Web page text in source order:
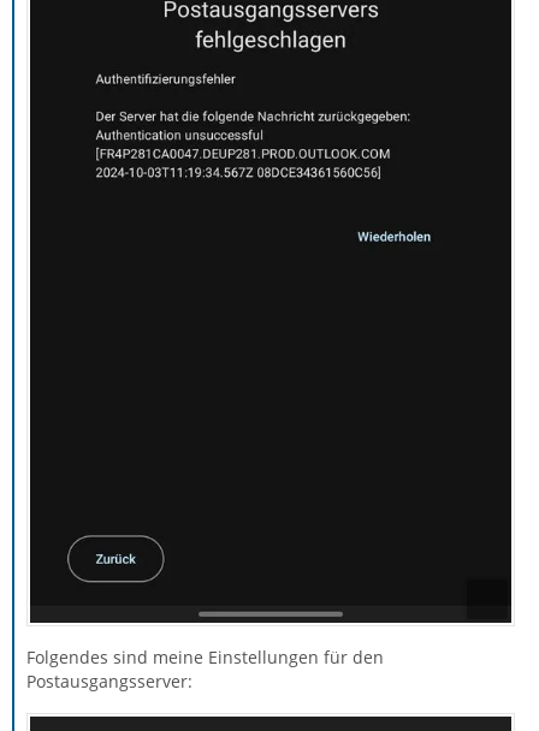
Folgendes sind meine Einstellungen für den
Postausgangsserver: